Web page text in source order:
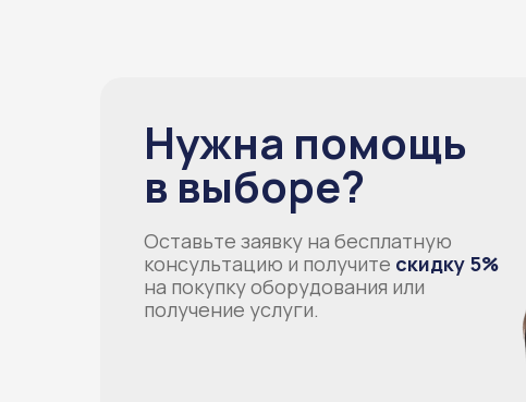
Нужна помощь
в выборе?
Оставьте заявку на бесплатную
консультацию и получите скидку 5%
на покупку оборудования или
получение услуги.